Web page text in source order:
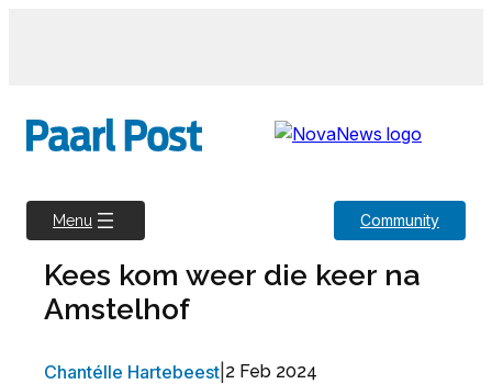
Menu Community
Kees kom weer die keer na
Amstelhof
Chantélle Hartebeest 2 Feb 2024